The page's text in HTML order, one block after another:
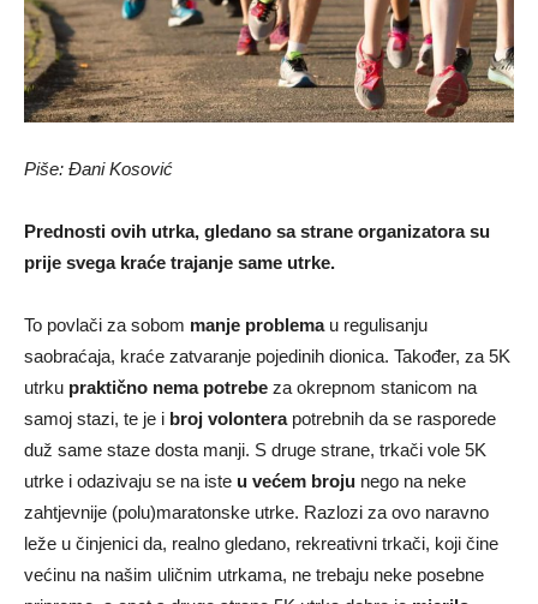
Piše: Đani Kosović
Prednosti ovih utrka, gledano sa strane organizatora su
prije svega kraće trajanje same utrke.
To povlači za sobom manje problemau regulisanju
saobraćaja, kraće zatvaranje pojedinih dionica. Također, za 5K
utrku praktično nema potrebe za okrepnom stanicom na
samoj stazi, te je i broj volonterapotrebnih da se rasporede
duž same staze dosta manji. S druge strane, trkači vole 5K
utrke i odazivaju se na iste u većem broju nego na neke
zahtjevnije (polu)maratonske utrke. Razlozi za ovo naravno
leže u činjenici da, realno gledano, rekreativni trkači, koji čine
većinu na našim uličnim utrkama, ne trebaju neke posebne